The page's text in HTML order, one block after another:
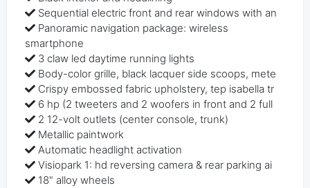
Sequential electric front and rear windows with an
Panoramic navigation package: wireless
smartphone
3 claw led daytime running lights
Body-color grille, black lacquer side scoops, mete
Crispy embossed fabric upholstery, tep isabella tr
6 hp (2 tweeters and 2 woofers in front and 2 full
2 12-volt outlets (center console, trunk)
Metallic paintwork
Automatic headlight activation
Visiopark 1: hd reversing camera & rear parking ai
18" alloy wheels